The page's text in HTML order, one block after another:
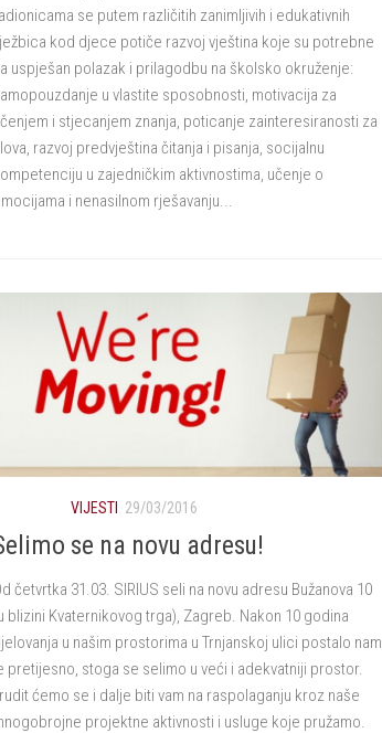
se putem različitih zanimljivih i edukativnih
kod djece potiče razvoj vještina koje su potrebne
uspješan polazak i prilagodbu na školsko okruženje:
u vlastite sposobnosti, motivacija za
i stjecanjem znanja, poticanje zainteresiranosti za
razvoj predvještina čitanja i pisanja, socijalnu
u zajedničkim aktivnostima, učenje o
i nenasilnom rješavanju...
VIJESTI 29/03/2016
se na novu adresu!
četvrtka 31.03. SIRIUS seli na novu adresu Bužanova 10
blizini Kvaternikovog trga), Zagreb. Nakon 10 godina
u našim prostorima u Trnjanskoj ulici postalo nam
pretijesno, stoga se selimo u veći i adekvatniji prostor.
ćemo se i dalje biti vam na raspolaganju kroz naše
projektne aktivnosti i usluge koje pružamo.